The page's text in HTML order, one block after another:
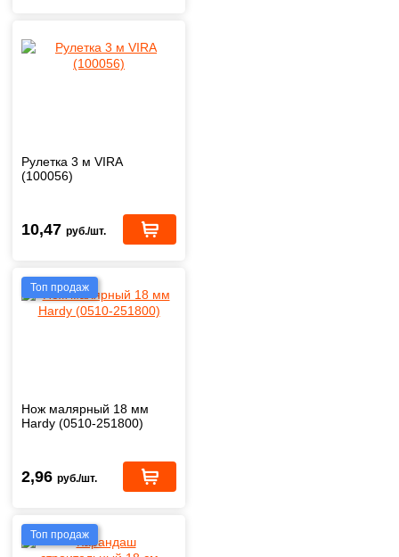
Рулетка 3 м VIRA
(100056)
10,47 руб./шт.
Топ продаж
Нож малярный 18 мм
Hardy (0510-251800)
2,96 руб./шт.
Топ продаж